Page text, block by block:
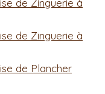
de Zinguerie à
de Zinguerie à
de Plancher